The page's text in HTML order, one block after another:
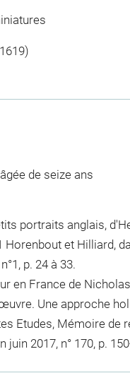
de seize ans
portraits anglais,
et Hilliard,
p. 24 à 33.
en France de
Une approche
Etudes, Mémoire de
2017, n° 170, p.